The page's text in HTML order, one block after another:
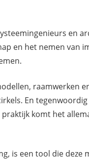
en
en het nemen van
raamwerken
En
komt het
is een tool die